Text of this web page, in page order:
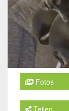
Fotos